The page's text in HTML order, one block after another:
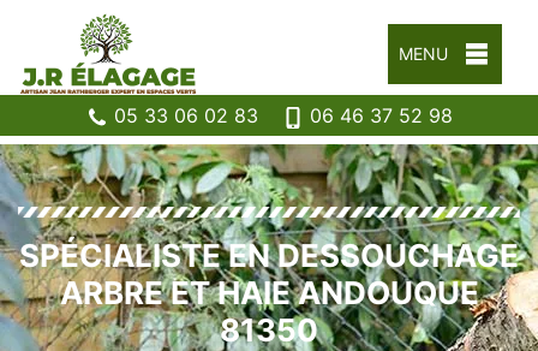
MENU
05 33 06 02 83 06 46 37 52 98
SPÉCIALISTE EN DESSOUCHAGE
ARBRE ET HAIE ANDOUQUE
81350